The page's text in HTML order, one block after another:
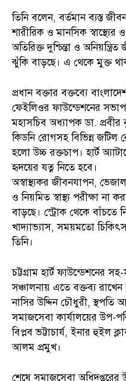
তিনি বলেন, বর্তমান ব্যস্ত
শারীরিক ও মানসিক
অতিরিক্ত দুশ্চিন্তা ও
ঝুঁকি বাড়ছে। এ থেকে মুক্ত
প্রধান বক্তার বক্তব্যে
ফেইলিওর ফাউন্ডেশনের
মহাসচিব অধ্যাপক ডা.
কিডনি রোগসহ বিভিন্ন
হলো উচ্চ রক্তচাপ। হার্ট
হৃদয়ের যত্ন নিতে হবে।
অস্বাস্থ্যকর জীবনযাপন,
ও নিয়মিত স্বাস্থ্য পরীক্ষা না
বাড়ছে। স্ট্রোক থেকে বাঁচতে
খাদ্যাভ্যাস, সময়মতো
তিনি।
চট্টগ্রাম হার্ট
সঞ্চালনায় এতে বক্তব্য রাখেন
নাসির উদ্দিন চৌধুরী, স্থপতি
সমাজসেবা কার্যালয়ের উপ-
বিপ্লব ভট্টাচার্য, ইনার হুইল
আলম প্রমুখ।
শেষে সমাজসেবা